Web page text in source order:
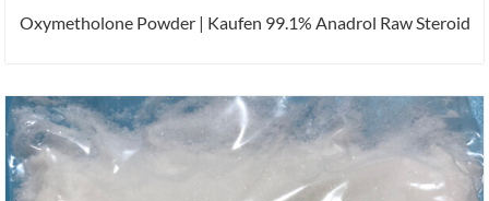
Oxymetholone Powder | Kaufen 99.1% Anadrol Raw Steroid